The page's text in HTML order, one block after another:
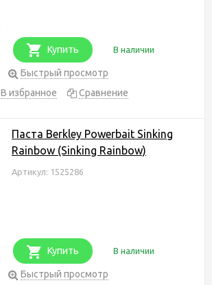
Купить В наличии
Быстрый просмотр
В избранное
Сравнение
Паста Berkley Powerbait Sinking
Rainbow (Sinking Rainbow)
Артикул: 1525286
Купить В наличии
Быстрый просмотр